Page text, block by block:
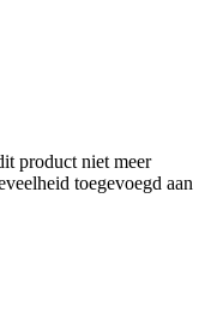
product niet meer
toegevoegd aan